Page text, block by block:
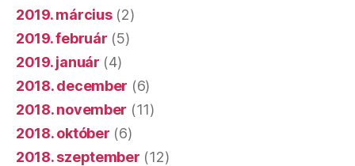
2019. március(2)
2019. február (5)
2019. január (4)
2018. december (6)
2018. november (11)
2018. október (6)
2018. szeptember (12)